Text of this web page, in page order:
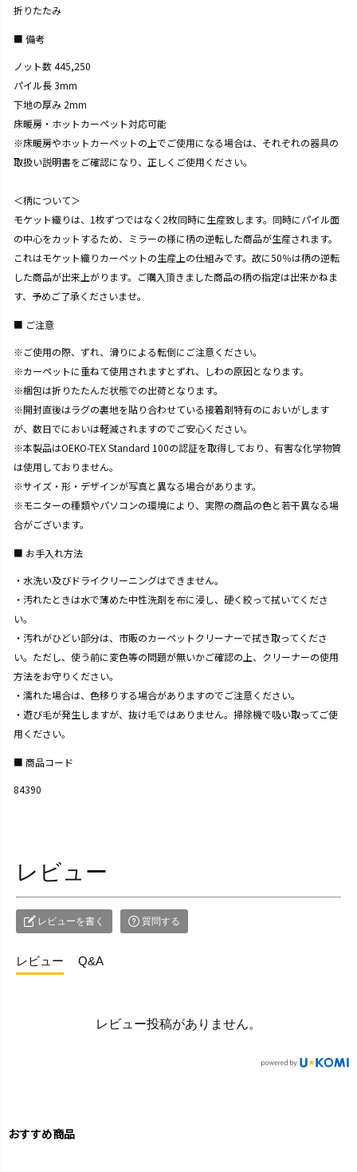
折りたたみ
備考
ノット数 445,250
パイル長 3mm
下地の厚み 2mm
床暖房・ホットカーペット対応可能
※床暖房やホットカーペットの上でご使用になる場合は、それぞれの器具の
取扱い説明書をご確認になり、正しくご使用ください。
＜柄について＞
モケット織りは、1枚ずつではなく2枚同時に生産致します。同時にパイル面
の中心をカットするため、ミラーの様に柄の逆転した商品が生産されます。
これはモケット織りカーペットの生産上の仕組みです。故に50％は柄の逆転
した商品が出来上がります。ご購入頂きました商品の柄の指定は出来かねま
す、予めご了承くださいませ。
ご注意
※ご使用の際、ずれ、滑りによる転倒にご注意ください。
※カーペットに重ねて使用されますとずれ、しわの原因となります。
※梱包は折りたたんだ状態での出荷となります。
※開封直後はラグの裏地を貼り合わせている接着剤特有のにおいがします
が、数日でにおいは軽減されますのでご安心ください。
※本製品はOEKO-TEX Standard 100の認証を取得しており、有害な化学物質
は使用しておりません。
※サイズ・形・デザインが写真と異なる場合があります。
※モニターの種類やパソコンの環境により、実際の商品の色と若干異なる場
合がございます。
お手入れ方法
・水洗い及びドライクリーニングはできません。
・汚れたときは水で薄めた中性洗剤を布に浸し、硬く絞って拭いてくださ
い。
・汚れがひどい部分は、市販のカーペットクリーナーで拭き取ってくださ
い。ただし、使う前に変色等の問題が無いかご確認の上、クリーナーの使用
方法をお守りください。
・濡れた場合は、色移りする場合がありますのでご注意ください。
・遊び毛が発生しますが、抜け毛ではありません。掃除機で吸い取ってご使
用ください。
商品コード
84390
レビュー
レビューを書く 質問する
レビュー Q&A
レビュー投稿がありません。
おすすめ商品